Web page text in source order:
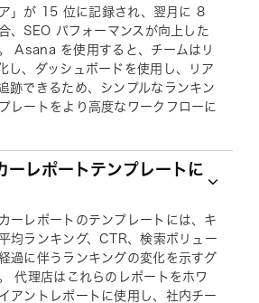
」が 15 位に記録され、翌月に 8
、SEO パフォーマンスが向上した
Asana を使用すると、チームはリ
し、ダッシュボードを使用し、リア
跡できるため、シンプルなランキン
レートをより高度なワークフローに
ーレポートテンプレートに
ーレポートのテンプレートには、キ
均ランキング、CTR、検索ボリュー
過に伴うランキングの変化を示すグ
代理店はこれらのレポートをホワ
アントレポートに使用し、社内チー